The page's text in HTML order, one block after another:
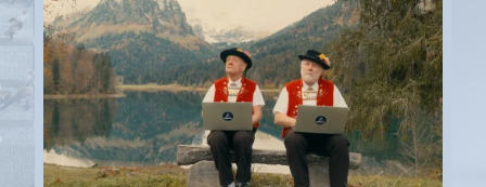
Anwil
Appenzell
Au SG
Baar
Baden
Balsthal